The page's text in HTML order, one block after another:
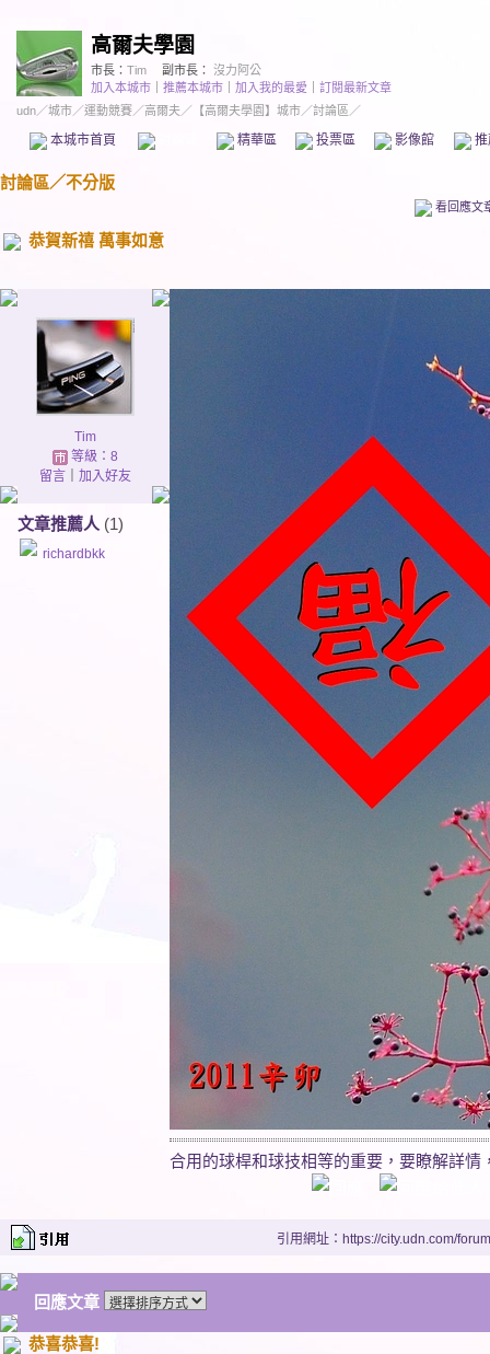
高爾夫學園
市長： Tim 副市長： 沒力阿公
加入本城市
推薦本城市 加入我的最愛
訂閱最新文章
udn／城市／運動競賽／高爾夫／ 【高爾夫學園】城市／討論區／
本城市首頁 精華區 投票區 影像館
討論區／不分版
看回應文
恭賀新禧 萬事如意
Tim
等級：8
留言｜ 加入好友
文章推薦人 (1)
richardbkk
合用的球桿和球技相等的重要，要瞭解詳情
引用網址：https://city.udn.com/
回應文章
恭喜恭喜!